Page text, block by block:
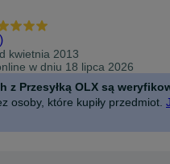
)
kwietnia 2013
w dniu 18 lipca 2026
z Przesyłką OLX są
osoby, które kupiły przedmiot.